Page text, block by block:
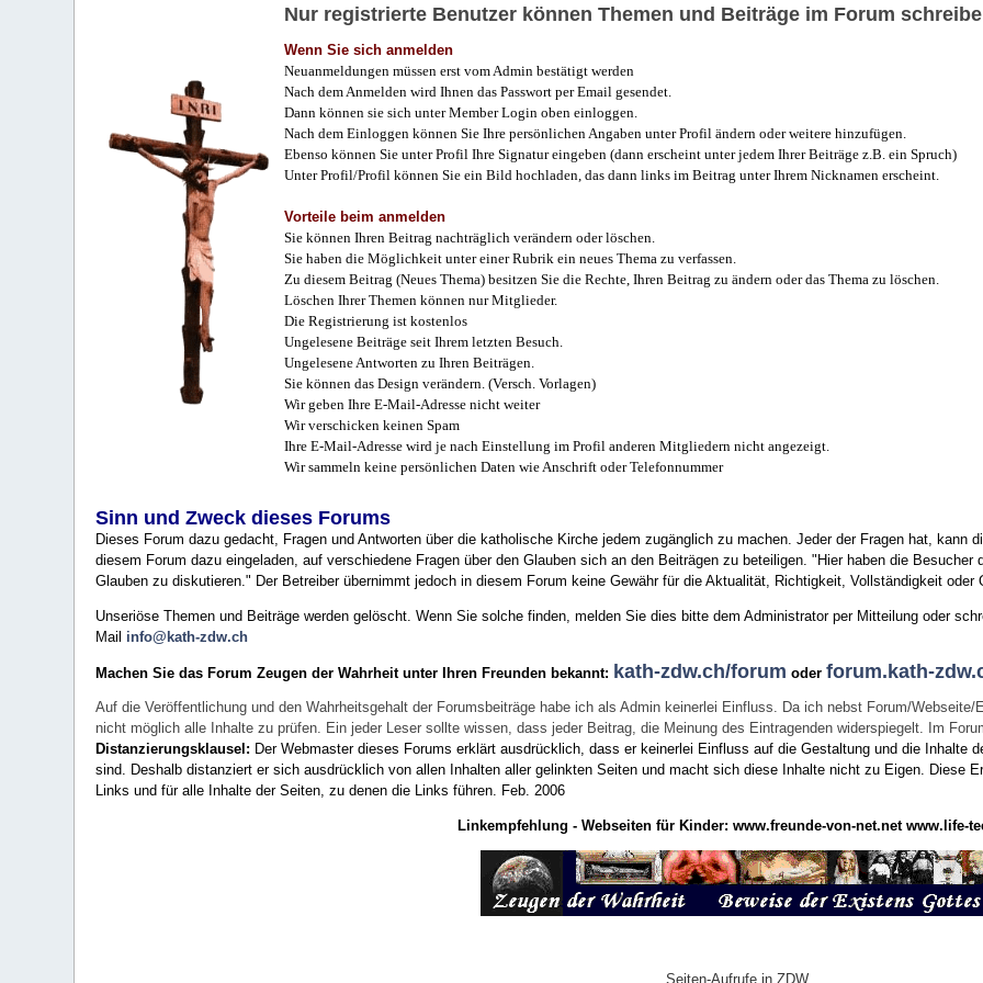
Nur registrierte Benutzer können Themen und Beiträge im Forum
Wenn Sie sich anmelden
Neuanmeldungen müssen erst vom Admin bestätigt werden
Nach dem Anmelden wird Ihnen das Passwort per Email gesendet.
Dann können sie sich unter Member Login oben einloggen.
Nach dem Einloggen können Sie Ihre persönlichen Angaben unter Profil ändern oder weitere hinzufügen.
Ebenso können Sie unter Profil Ihre Signatur eingeben (dann erscheint unter jedem Ihrer Beiträge z.B. ein Spruch)
Unter Profil/Profil können Sie ein Bild hochladen, das dann links im Beitrag unter Ihrem Nicknamen erscheint.
Vorteile beim anmelden
Sie können Ihren Beitrag nachträglich verändern oder löschen.
Sie haben die Möglichkeit unter einer Rubrik ein neues Thema zu verfassen.
Zu diesem Beitrag (Neues Thema) besitzen Sie die Rechte, Ihren Beitrag zu ändern oder das Thema zu löschen.
Löschen Ihrer Themen können nur Mitglieder.
Die Registrierung ist kostenlos
Ungelesene Beiträge seit Ihrem letzten Besuch.
Ungelesene Antworten zu Ihren Beiträgen.
Sie können das Design verändern. (Versch. Vorlagen)
Wir geben Ihre E-Mail-Adresse nicht weiter
Wir verschicken keinen Spam
Ihre E-Mail-Adresse wird je nach Einstellung im Profil anderen Mitgliedern nicht angezeigt.
Wir sammeln keine persönlichen Daten wie Anschrift oder Telefonnummer
Sinn und Zweck dieses Forums
Dieses Forum dazu gedacht, Fragen und Antworten über die katholische Kirche jedem zugänglich zu machen. Jeder der Fragen hat, kann
diesem Forum dazu eingeladen, auf verschiedene Fragen über den Glauben sich an den Beiträgen zu beteiligen. "Hier haben die
Glauben zu diskutieren." Der Betreiber übernimmt jedoch in diesem Forum keine Gewähr für die Aktualität, Richtigkeit, Vollständigkeit
Unseriöse Themen und Beiträge werden gelöscht. Wenn Sie solche finden, melden Sie dies bitte dem Administrator per Mitteilung oder
Mail info@kath-zdw.ch
Machen Sie das Forum Zeugen der Wahrheit unter Ihren Freunden bekannt: kath-zdw.ch/forum oderforum.kath-
Auf die Veröffentlichung und den Wahrheitsgehalt der Forumsbeiträge habe ich als Admin keinerlei Einfluss. Da ich nebst Forum/
nicht möglich alle Inhalte zu prüfen. Ein jeder Leser sollte wissen, dass jeder Beitrag, die Meinung des Eintragenden widerspiegelt. Im
Distanzierungsklausel: Der Webmaster dieses Forums erklärt ausdrücklich, dass er keinerlei Einfluss auf die Gestaltung und die Inhalte
sind. Deshalb distanziert er sich ausdrücklich von allen Inhalten aller gelinkten Seiten und macht sich diese Inhalte nicht zu Eigen. Diese
Links und für alle Inhalte der Seiten, zu denen die Links führen. Feb. 2006
Linkempfehlung - Webseiten für Kinder: www.freunde-von-net.net www.life-
Seiten-Aufrufe in ZDW